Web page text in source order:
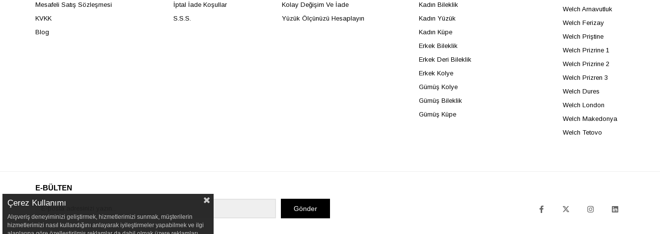
Mesafeli Satış Sözleşmesi
KVKK
Blog
İptal İade Koşullar
S.S.S.
Kolay Değişim Ve İade
Yüzük Ölçünüzü Hesaplayın
Kadın Bileklik
Kadın Yüzük
Kadın Küpe
Erkek Bileklik
Erkek Deri Bileklik
Erkek Kolye
Gümüş Kolye
Gümüş Bileklik
Gümüş Küpe
Welch Arnavutluk
Welch Ferizay
Welch Priştine
Welch Prizrine 1
Welch Prizrine 2
Welch Prizren 3
Welch Dures
Welch London
Welch Makedonya
Welch Tetovo
E-BÜLTEN
Gönder
Çerez Kullanımı
Alışveriş deneyiminizi geliştirmek, hizmetlerimizi sunmak, müşterilerin
hizmetlerimizi nasıl kullandığını anlayarak iyileştirmeler yapabilmek ve ilgi